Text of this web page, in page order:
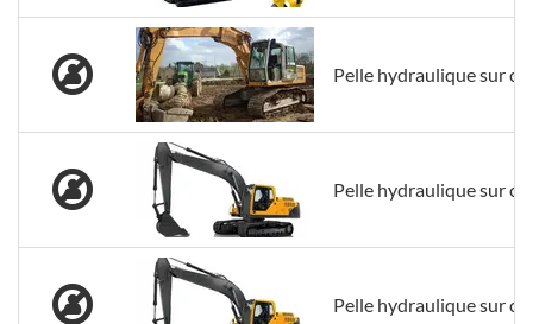
Pelle hydraulique sur
Pelle hydraulique sur
Pelle hydraulique sur